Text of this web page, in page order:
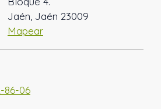
Jaén, Jaén 23009
Mapear
86-06